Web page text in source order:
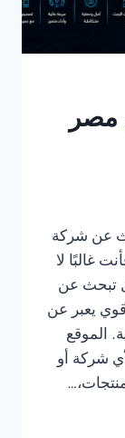
مصر
عن شركة
مواقع في مصر 01062450736 فأنت غالبًا لا
تبحث عن
يعبر عن
الموقع
شركة أو